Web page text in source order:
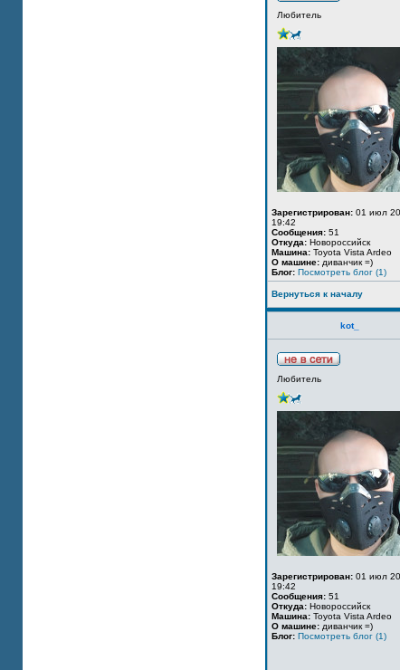
Любитель
Зарегистрирован: 01 июл
19:42
Сообщения: 51
Откуда: Новороссийск
Машина: Toyota Vista Ardeo
О машине: диванчик =)
Блог: Посмотреть блог (1)
Вернуться к началу
kot_
Любитель
Зарегистрирован: 01 июл
19:42
Сообщения: 51
Откуда: Новороссийск
Машина: Toyota Vista Ardeo
О машине: диванчик =)
Блог: Посмотреть блог (1)